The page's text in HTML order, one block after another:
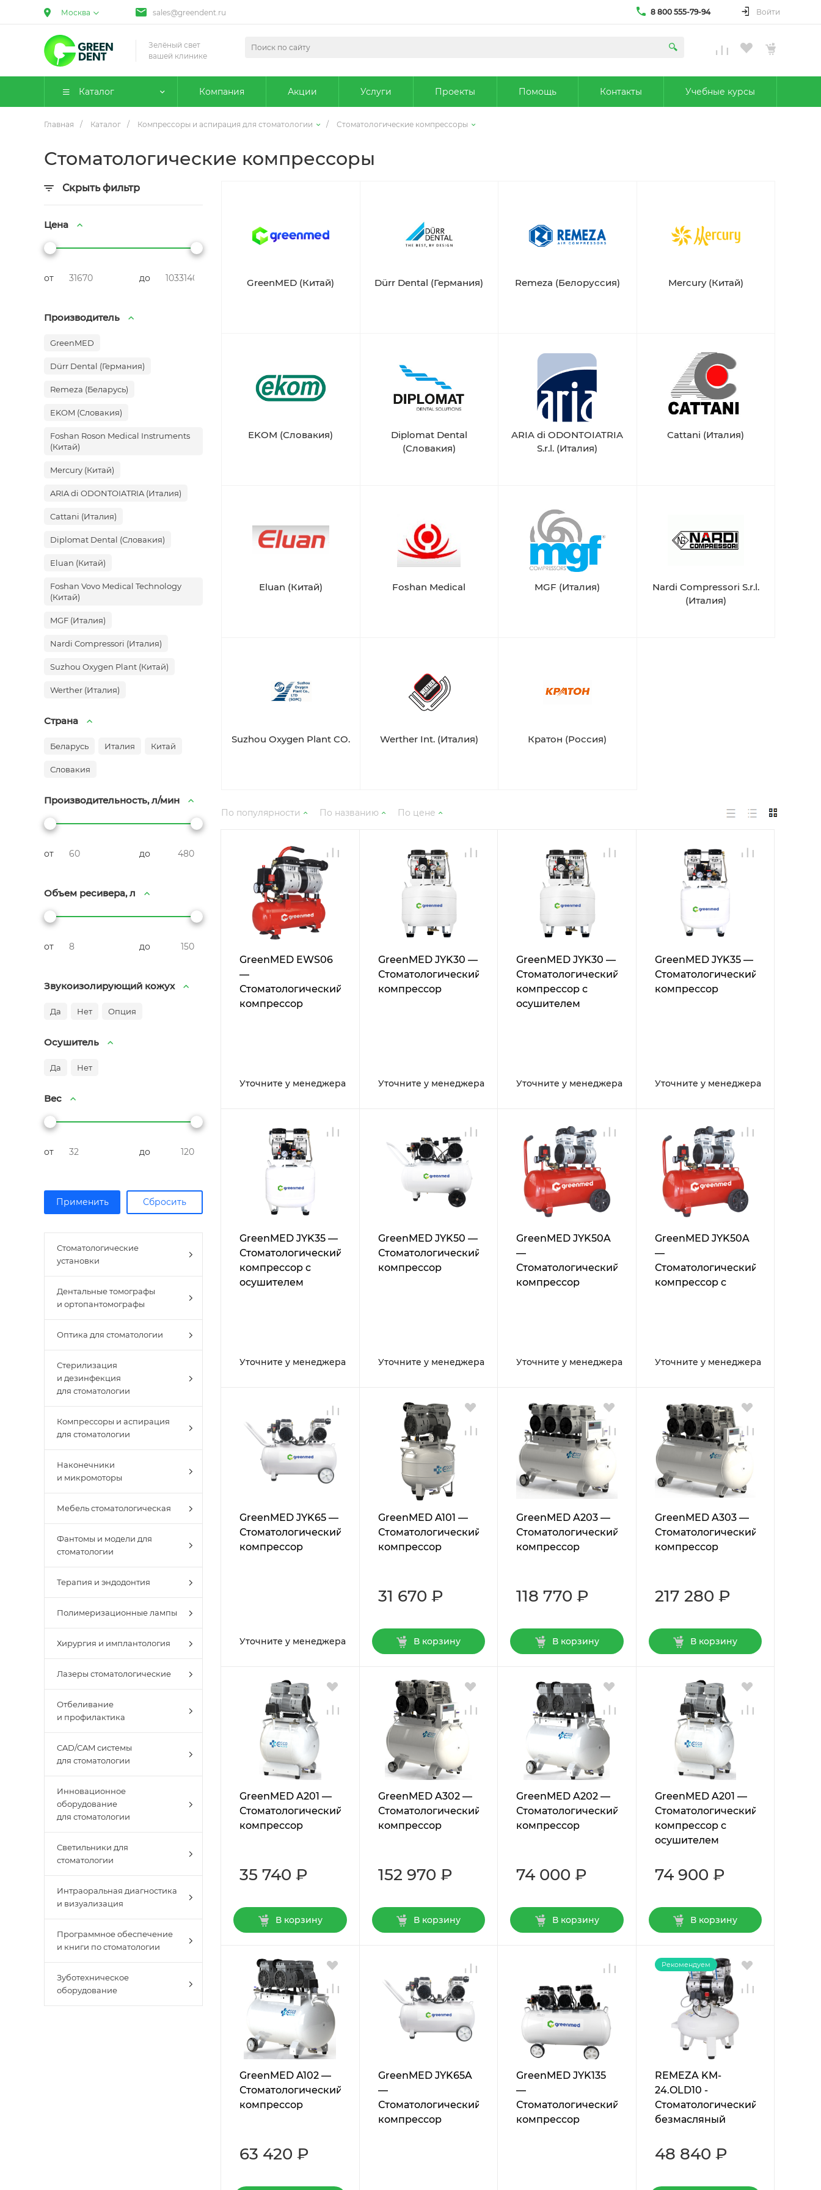
Москва sales@greendent.ru 8 800 555-79-94 Войти
Зелёный свет
вашей клинике
Каталог Компания Акции Услуги Проекты Помощь Контакты Учебные курсы
Главная / Каталог / Компрессоры и аспирация для стоматологии / Стоматологические компрессоры
Стоматологические компрессоры
Скрыть фильтр
Цена
от до
Производитель
GreenMED
Dürr Dental (Германия)
Remeza (Беларусь)
EKOM (Словакия)
Foshan Roson Medical Instruments
(Китай)
Mercury (Китай)
ARIA di ODONTOIATRIA (Италия)
Cattani (Италия)
Diplomat Dental (Словакия)
Eluan (Китай)
Foshan Vovo Medical Technology
(Китай)
MGF (Италия)
Nardi Compressori (Италия)
Suzhou Oxygen Plant (Китай)
Werther (Италия)
Страна
Беларусь Италия Китай
Словакия
Производительность, л/мин
от до
Объем ресивера, л
от до
Звукоизолирующий кожух
Да Нет Опция
Осушитель
Да Нет
Вес
от до
Стоматологические
установки
Дентальные томографы
и ортопантомографы
Оптика для стоматологии
Стерилизация
и дезинфекция
для стоматологии
Компрессоры и аспирация
для стоматологии
Наконечники
и микромоторы
Мебель стоматологическая
Фантомы и модели для
стоматологии
Терапия и эндодонтия
Полимеризационные лампы
Хирургия и имплантология
Лазеры стоматологические
Отбеливание
и профилактика
CAD/CAM системы
для стоматологии
Инновационное
оборудование
для стоматологии
Светильники для
стоматологии
Интраоральная диагностика
и визуализация
Программное обеспечение
и книги по стоматологии
Зуботехническое
оборудование
GreenMED (Китай) Dürr Dental (Германия) Remeza (Белоруссия) Mercury (Китай)
EKOM (Словакия)
Diplomat Dental
(Словакия)
ARIA di ODONTOIATRIA
S.r.l. (Италия)
Cattani (Италия)
Eluan (Китай) Foshan Medical MGF (Италия)
Nardi Compressori S.r.l.
(Италия)
Suzhou Oxygen Plant CO. Werther Int. (Италия) Кратон (Россия)
По популярности По названию По цене
GreenMED EWS06
—
Стоматологический
компрессор
Уточните у менеджера
GreenMED JYK30 —
Стоматологический
компрессор
Уточните у менеджера
GreenMED JYK30 —
Стоматологический
компрессор с
осушителем
Уточните у менеджера
GreenMED JYK35 —
Стоматологический
компрессор
Уточните у менеджера
GreenMED JYK35 —
Стоматологический
компрессор с
осушителем
Уточните у менеджера
GreenMED JYK50 —
Стоматологический
компрессор
Уточните у менеджера
GreenMED JYK50A
—
Стоматологический
компрессор
Уточните у менеджера
GreenMED JYK50A
—
Стоматологический
компрессор с
Уточните у менеджера
GreenMED JYK65 —
Стоматологический
компрессор
Уточните у менеджера
GreenMED A101 —
Стоматологический
компрессор
31 670 ₽
В корзину
GreenMED A203 —
Стоматологический
компрессор
118 770 ₽
В корзину
GreenMED A303 —
Стоматологический
компрессор
217 280 ₽
В корзину
GreenMED A201 —
Стоматологический
компрессор
35 740 ₽
В корзину
GreenMED A302 —
Стоматологический
компрессор
152 970 ₽
В корзину
GreenMED A202 —
Стоматологический
компрессор
74 000 ₽
В корзину
GreenMED A201 —
Стоматологический
компрессор с
осушителем
74 900 ₽
В корзину
GreenMED A102 —
Стоматологический
компрессор
63 420 ₽
GreenMED JYK65A
—
Стоматологический
компрессор
GreenMED JYK135
—
Стоматологический
компрессор
Рекомендуем
REMEZA KM-
24.OLD10 -
Стоматологический
безмасляный
48 840 ₽